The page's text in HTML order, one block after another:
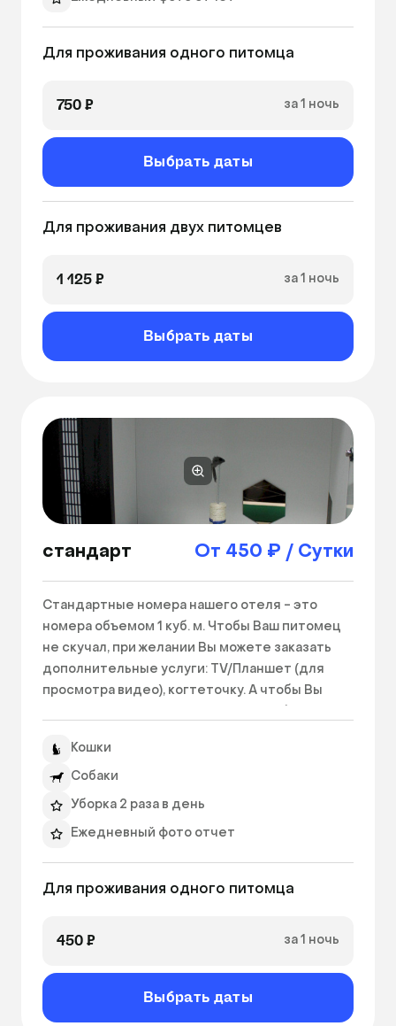
- Второй и третий питомец со скидкой 50%
- Планшет в номер, для просмотра видео
питомцем +150 ₽/сут
Уборка 2 раза в день
Фильтрованная вода
очиститель воздуха
Кварцевание
Видеонаблюдение
Для проживания одного питомца
750 ₽ за 1 ночь
Выбрать даты
Для проживания двух питомцев
1 125 ₽ за 1 ночь
Выбрать даты
стандарт От 450 ₽ / Сутки
Стандартные номера нашего отеля - это
номера объемом 1 куб. м. Чтобы Ваш питомец
не скучал, при желании Вы можете заказать
дополнительные услуги: TV/Планшет (для
просмотра видео), когтеточку. А чтобы Вы
видеонаблюдения за Вашим питомцем.
Возможно размещение в одном номере двух и
более кошек от одного хозяина (доплата 50%
питомцем +150 ₽/сут
Кошки
Собаки
Уборка 2 раза в день
Ежедневный фото отчет
увлажнитель воздуха
очиститель воздуха
размер куб. м.
Для проживания одного питомца
450 ₽ за 1 ночь
Выбрать даты